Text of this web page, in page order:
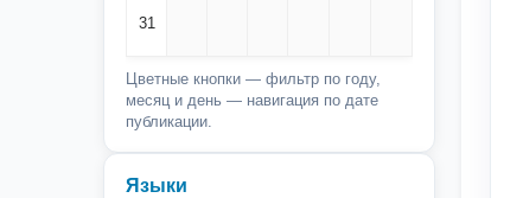
31
Цветные кнопки — фильтр по году,
месяц и день — навигация по дате
публикации.
Языки